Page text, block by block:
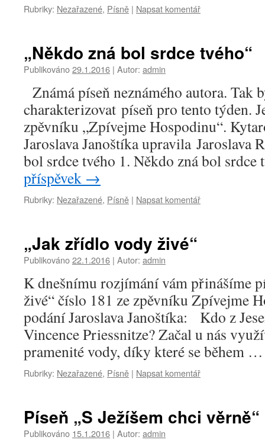
Rubriky: Nezařazené, Písně | Napsat komentář
„Někdo zná bol srdce tvého“
Publikováno29.1.2016 | Autor: admin
Známá píseň neznámého autora. Tak
charakterizovat píseň pro tento týden.
zpěvníku „Zpívejme Hospodinu“.
Jaroslava Janoštíka upravila Jaroslava
bol srdce tvého 1. Někdo zná bol
příspěvek →
Rubriky: Nezařazené, Písně | Napsat komentář
„Jak zřídlo vody živé“
Publikováno22.1.2016 | Autor: admin
K dnešnímu rozjímání vám přinášíme
živé“ číslo 181 ze zpěvníku Zpívejme
podání Jaroslava Janoštíka: Kdo z
Vincence Priessnitze? Začal u nás
pramenité vody, díky které se během
Rubriky: Nezařazené, Písně | Napsat komentář
Píseň „S Ježíšem chci věrně“
Publikováno 15.1.2016 | Autor: admin